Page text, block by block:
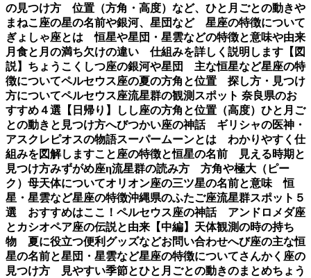
の見つけ方 位置（方角・高度）など、ひと月ごとの動きや
まねこ座の星の名前や銀河、星団など 星座の特徴について
ぎょしゃ座とは 恒星や星団・星雲などの特徴と意味や由来
月食と月の満ち欠けの違い 仕組みを詳しく説明します【図
説】 ちょうこくしつ座の銀河や星団 主な恒星など星座の特
徴についてペルセウス座の夏の方角と位置 探し方・見つけ
方についてペルセウス座流星群の観測スポット 奈良県のお
すすめ４選【日帰り】
しし座の方角と位置（高度）ひと月ご
との動きと見つけ方へびつかい座の神話 ギリシャの医神・
アスクレピオスの物語スーパームーンとは わかりやすく仕
組みを図解しますこと座の特徴と恒星の名前 見える時期と
見つけ方みずがめ座η流星群の読み方 方角や極大（ピー
ク）母天体についてオリオン座の三ツ星の名前と意味 恒
星・星雲など星座の特徴沖縄県のふたご座流星群スポット５
選 おすすめはここ！ ペルセウス座の神話 アンドロメダ座
とカシオペア座の伝説と由来【中編】 天体観測の時の持ち
物 夏に役立つ便利グッズなどお問い合わせへび座の主な恒
星の名前と星団・星雲など星座の特徴についてさんかく座の
見つけ方 見やすい季節とひと月ごとの動きのまとめちょう